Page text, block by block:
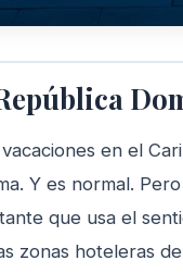
en el
Y es normal.
que usa el
zonas hoteleras